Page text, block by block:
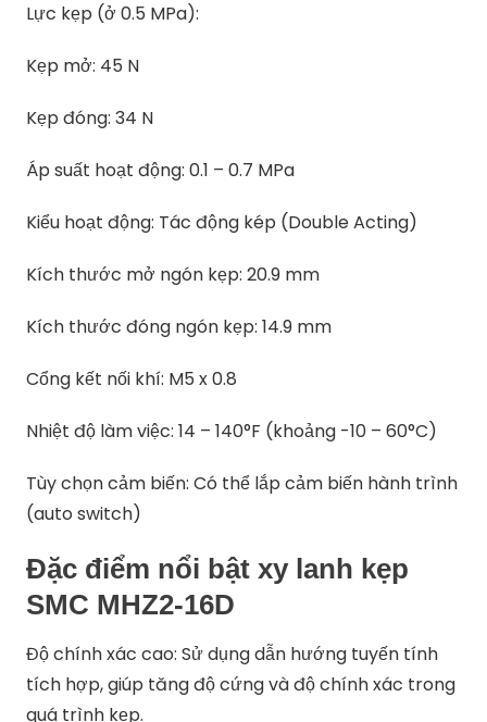
Lực kẹp (ở 0.5 MPa):
Kẹp mở: 45 N
Kẹp đóng: 34 N
Áp suất hoạt động: 0.1 – 0.7 MPa
Kiểu hoạt động: Tác động kép (Double Acting)
Kích thước mở ngón kẹp: 20.9 mm
Kích thước đóng ngón kẹp: 14.9 mm
Cổng kết nối khí: M5 x 0.8
Nhiệt độ làm việc: 14 – 140°F (khoảng -10 – 60°C)
Tùy chọn cảm biến: Có thể lắp cảm biến hành trình
(auto switch)
Đặc điểm nổi bật xy lanh kẹp
SMC MHZ2-16D
Độ chính xác cao: Sử dụng dẫn hướng tuyến tính
tích hợp, giúp tăng độ cứng và độ chính xác trong
quá trình kẹp.